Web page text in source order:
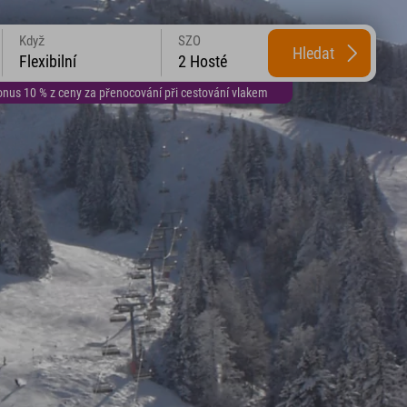
10 % z ceny za přenocování při cestování vlakem
Když
Flexibilní
SZO
2 Hosté Hledat